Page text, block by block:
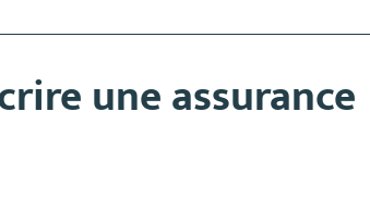
une assurance